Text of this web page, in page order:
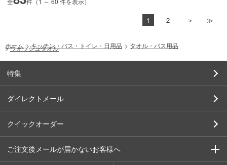
1 2
ホーム >キッチン・バス・トイレ・日用品 > タオル・バス用品
>ウォッシュタオル
特集
ダイレクトメール
クイックオーダー
ご注文後メールが届かないお客様へ